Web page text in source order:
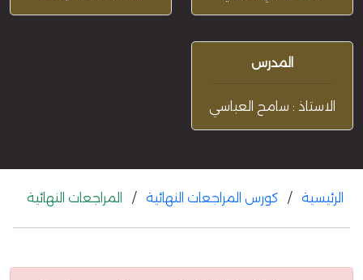
المدرس
الاستاذ : سامح العباسي
الرئيسية / كورس المراجعات النهائية / المراجعات النهائية